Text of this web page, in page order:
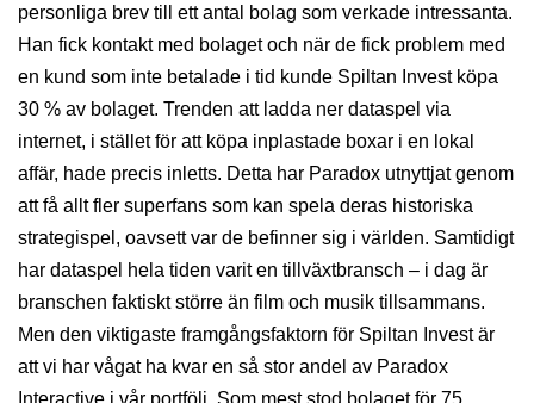
personliga brev till ett antal bolag som verkade intressanta.
Han fick kontakt med bolaget och när de fick problem med
en kund som inte betalade i tid kunde Spiltan Invest köpa
30 % av bolaget. Trenden att ladda ner dataspel via
internet, i stället för att köpa inplastade boxar i en lokal
affär, hade precis inletts. Detta har Paradox utnyttjat genom
att få allt fler superfans som kan spela deras historiska
strategispel, oavsett var de befinner sig i världen. Samtidigt
har dataspel hela tiden varit en tillväxtbransch – i dag är
branschen faktiskt större än film och musik tillsammans.
Men den viktigaste framgångsfaktorn för Spiltan Invest är
att vi har vågat ha kvar en så stor andel av Paradox
Interactive i vår portfölj. Som mest stod bolaget för 75